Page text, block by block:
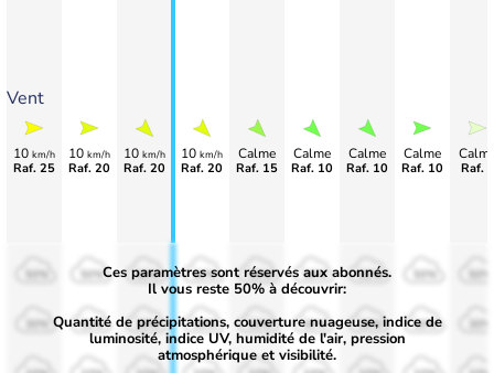
Vent
10 km/h
Raf. 25
10 km/h
Raf. 20
10 km/h
Raf. 20
10 km/h
Raf. 20
Calme
Raf. 15
Calme
Raf. 10
Calme
Raf. 10
Calme
Raf. 10 Raf. 5
50%
30%
50%
30%
50%
30%
50%
30%
50%
30%
50%
30%
50%
30%
Ces paramètres sont réservés aux abonnés.
Il vous reste 50% à découvrir:
Quantité de précipitations, couverture nuageuse, indice de
luminosité, indice UV, humidité de l'air, pression
atmosphérique et visibilité.